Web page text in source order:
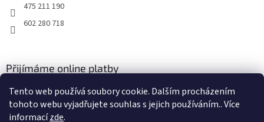
Tento web používá soubory cookie. Dalším procházením
tohoto webu vyjadřujete souhlas s jejich používáním.. Více
informacízde.
475 211 190
602 280 718
Přijímáme online platby